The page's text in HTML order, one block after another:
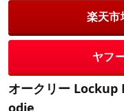
楽天市
ヤフ
オークリー
odie